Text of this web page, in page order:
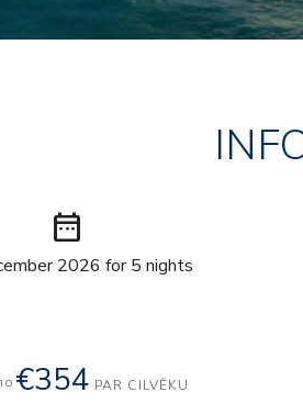
date_range
2026 for 5 nights
€354 PAR CILVĒKU